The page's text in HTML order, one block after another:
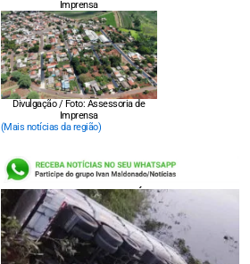
Imprensa
Divulgação / Foto: Assessoria de
Imprensa
(Mais notícias da região)
LEIA TAMBÉM: